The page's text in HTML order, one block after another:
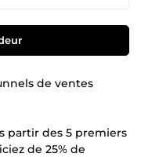
de ventes
partir des 5 premiers
de 25% de